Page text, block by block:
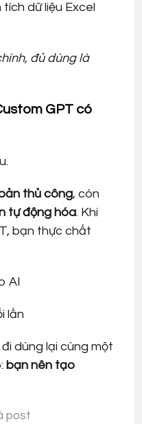
dữ liệu Excel
đủ dùng là
GPT có
thủ công, còn
tự động hóa. Khi
bạn thực chất
AI
lần
dùng lại cùng một
bạn nên tạo
post